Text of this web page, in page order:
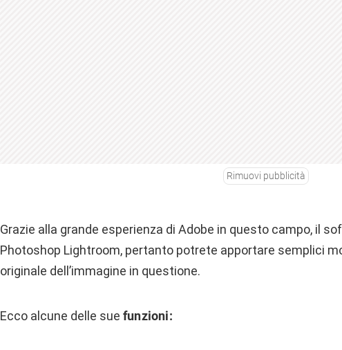
Rimuovi pubblicità
Grazie alla grande esperienza di Adobe in questo campo, il
Photoshop Lightroom, pertanto potrete apportare semplici
originale dell’immagine in questione.
Ecco alcune delle sue funzioni: